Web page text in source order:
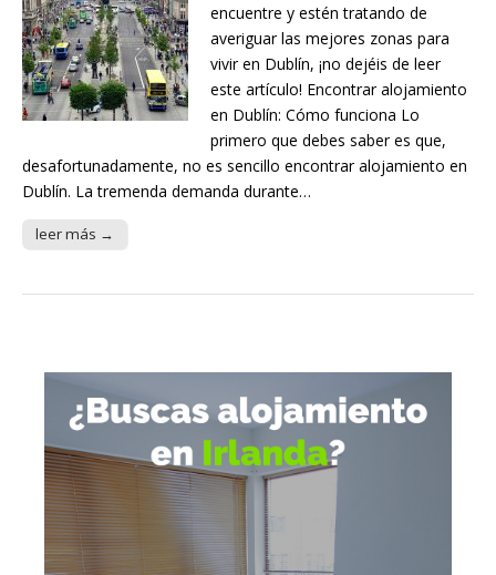
encuentre y estén tratando de
averiguar las mejores zonas para
vivir en Dublín, ¡no dejéis de leer
este artículo! Encontrar alojamiento
en Dublín: Cómo funciona Lo
primero que debes saber es que,
desafortunadamente, no es sencillo encontrar alojamiento en
Dublín. La tremenda demanda durante…
leer más →